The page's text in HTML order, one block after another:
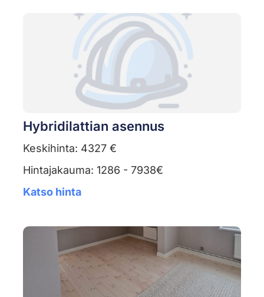
Hybridilattian asennus
Keskihinta: 4327 €
Hintajakauma: 1286 - 7938€
Katso hinta